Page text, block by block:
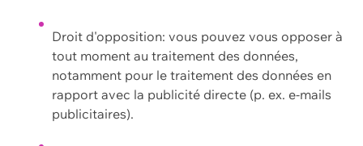
Droit d'opposition: vous pouvez vous opposer à
tout moment au traitement des données,
notamment pour le traitement des données en
rapport avec la publicité directe (p. ex. e-mails
publicitaires).